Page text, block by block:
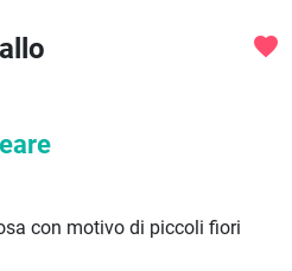
favorite
con motivo di piccoli fiori